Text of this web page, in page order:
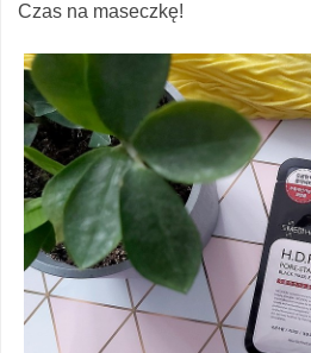
Czas na maseczkę!